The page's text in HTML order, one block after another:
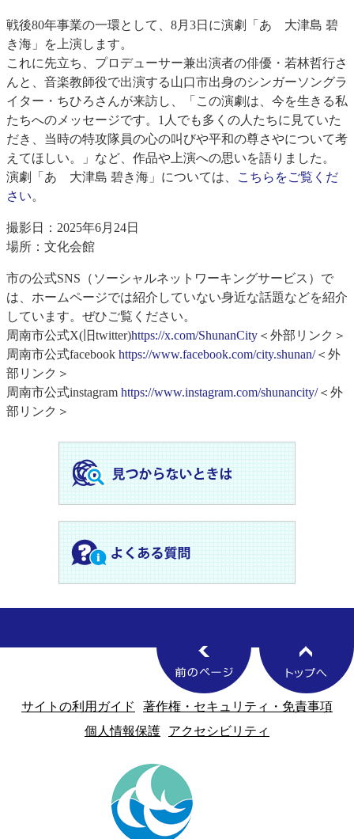
戦後80年事業の一環として、8月3日に演劇「あゝ大津島 碧
き海」を上演します。
これに先立ち、プロデューサー兼出演者の俳優・若林哲行さ
んと、音楽教師役で出演する山口市出身のシンガーソングラ
イター・ちひろさんが来訪し、「この演劇は、今を生きる私
たちへのメッセージです。1人でも多くの人たちに見ていた
だき、当時の特攻隊員の心の叫びや平和の尊さやについて考
えてほしい。」など、作品や上演への思いを語りました。
​演劇「あゝ大津島 碧き海」については、
こちらをご覧くだ
さい。
撮影日：2025年6月24日
場所：文化会館
市の公式SNS（ソーシャルネットワーキングサービス）で
は、ホームページでは紹介していない身近な話題などを紹介
しています。ぜひご覧ください。
周南市公式X(旧twitter)https://x.com/ShunanCity ＜外部リンク＞
周南市公式facebook https://www.facebook.com/city.shunan/＜外
部リンク＞
周南市公式instagram https://www.instagram.com/shunancity/＜外
部リンク＞
サイトの利用ガイド
著作権・セキュリティ・免責事項
個人情報保護
アクセシビリティ